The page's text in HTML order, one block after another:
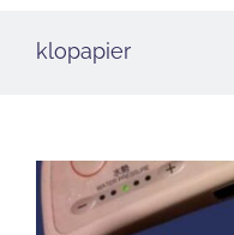
klopapier